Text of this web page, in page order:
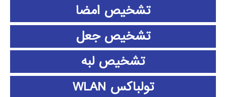
تشخیص امضا
تشخیص جعل
تشخیص لبه
تولباکس WLAN